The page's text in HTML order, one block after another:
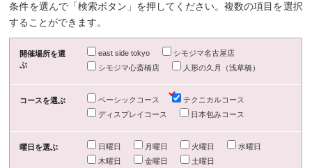
条件を選んで「検索ボタン」を押してください。複数の項目を選択
することができます。
開催場所を選
ぶ
east side tokyo
シモジマ名古屋店
シモジマ心斎橋店
人形の久月（浅草橋）
コースを選ぶ ベーシックコース
テクニカルコース
ディスプレイコース
日本包みコース
曜日を選ぶ 日曜日 月曜日 火曜日
水曜日
木曜日
金曜日 土曜日